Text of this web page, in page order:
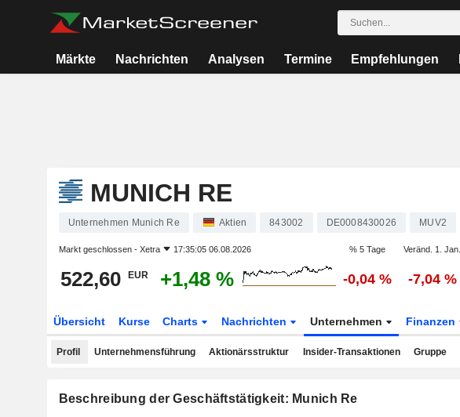
Märkte Nachrichten Analysen Termine Empfehlungen
MUNICH RE
Unternehmen Munich Re Aktien 843002 DE0008430026 MUV2
Markt geschlossen - Xetra 17:35:05 06.08.2026 % 5 Tage Veränd. 1. Jan.
522,60 EUR +1,48 % -0,04 % -7,04 %
Übersicht Kurse Charts Nachrichten Unternehmen Finanzen
Profil Unternehmensführung Aktionärsstruktur Insider-Transaktionen Gruppe
Beschreibung der Geschäftstätigkeit: Munich Re